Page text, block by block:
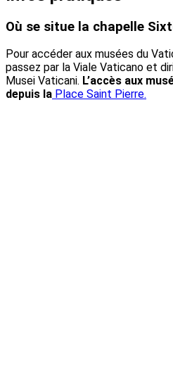
Où se situe la chapelle
Pour accéder aux musées du
passez par la Viale Vaticano et
Musei Vaticani. L’accès aux
depuis la Place Saint Pierre.